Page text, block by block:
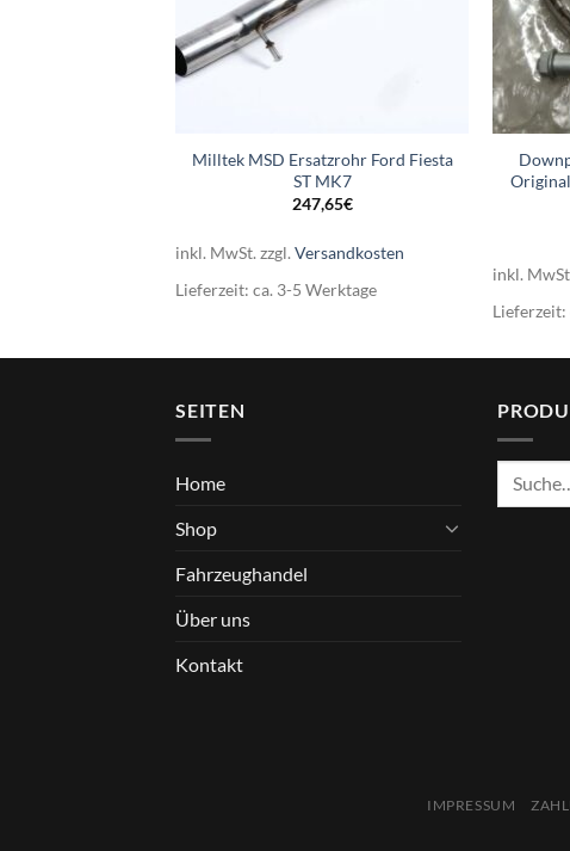
Milltek MSD Ersatzrohr Ford Fiesta
ST MK7
247,65€
inkl. MwSt.zzgl.Versandkosten
Lieferzeit: ca. 3-5 Werktage
inkl.
Lieferzeit:
SEITEN
Home
Shop
Fahrzeughandel
Über uns
Kontakt
Suche
IMPRESSUM